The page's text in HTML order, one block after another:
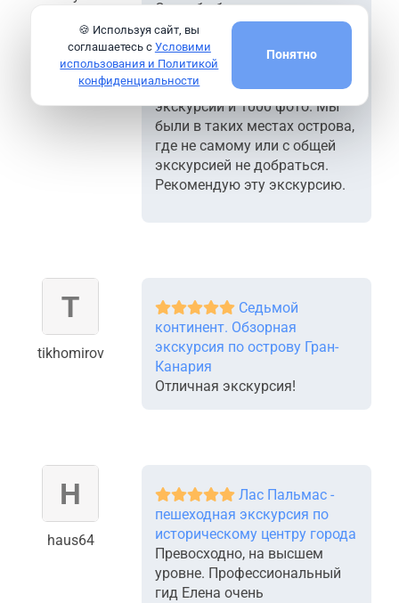
Спасибо большое
экскурсоводу, очень многое
нам рассказала и показала.
Мы получили массу
удовольствия от этой
экскурсии и 1000 фото. Мы
были в таких местах острова,
где не самому или с общей
экскурсией не добраться.
Рекомендую эту экскурсию.
tikhomirov
Седьмой
континент. Обзорная
экскурсия по острову Гран-
Канария
Отличная экскурсия!
haus64
Лас Пальмас -
пешеходная экскурсия по
историческому центру города
Превосходно, на высшем
уровне. Профессиональный
гид Елена очень
🍪 Используя сайт, вы
соглашаетесь с Условими
использования и Политикой
конфиденциальности
Понятно